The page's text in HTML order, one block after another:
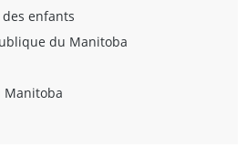
enfants
du Manitoba
Manitoba